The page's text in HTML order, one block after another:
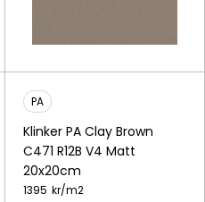
PA
Klinker PA Clay Brown
C471 R12B V4 Matt
20x20cm
1395 kr/m2